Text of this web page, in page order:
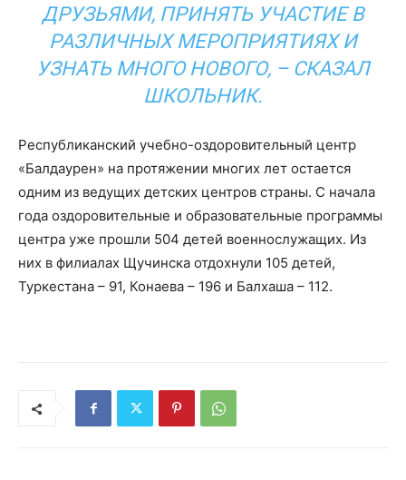
ДРУЗЬЯМИ, ПРИНЯТЬ УЧАСТИЕ В
РАЗЛИЧНЫХ МЕРОПРИЯТИЯХ И
УЗНАТЬ МНОГО НОВОГО, – СКАЗАЛ
ШКОЛЬНИК.
Республиканский учебно-оздоровительный центр
«Балдаурен» на протяжении многих лет остается
одним из ведущих детских центров страны. С начала
года оздоровительные и образовательные программы
центра уже прошли 504 детей военнослужащих. Из
них в филиалах Щучинска отдохнули 105 детей,
Туркестана – 91, Конаева – 196 и Балхаша – 112.